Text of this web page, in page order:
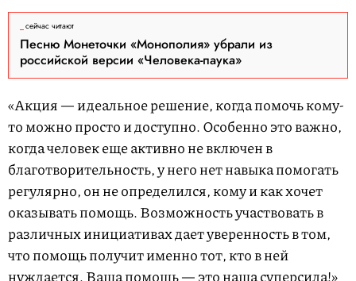
сейчас читают
Песню Монеточки «Монополия» убрали из
российской версии «Человека-паука»
«Акция — идеальное решение, когда помочь кому-
то можно просто и доступно. Особенно это важно,
когда человек еще активно не включен в
благотворительность, у него нет навыка помогать
регулярно, он не определился, кому и как хочет
оказывать помощь. Возможность участвовать в
различных инициативах дает уверенность в том,
что помощь получит именно тот, кто в ней
нуждается. Ваша помощь — это наша суперсила!»